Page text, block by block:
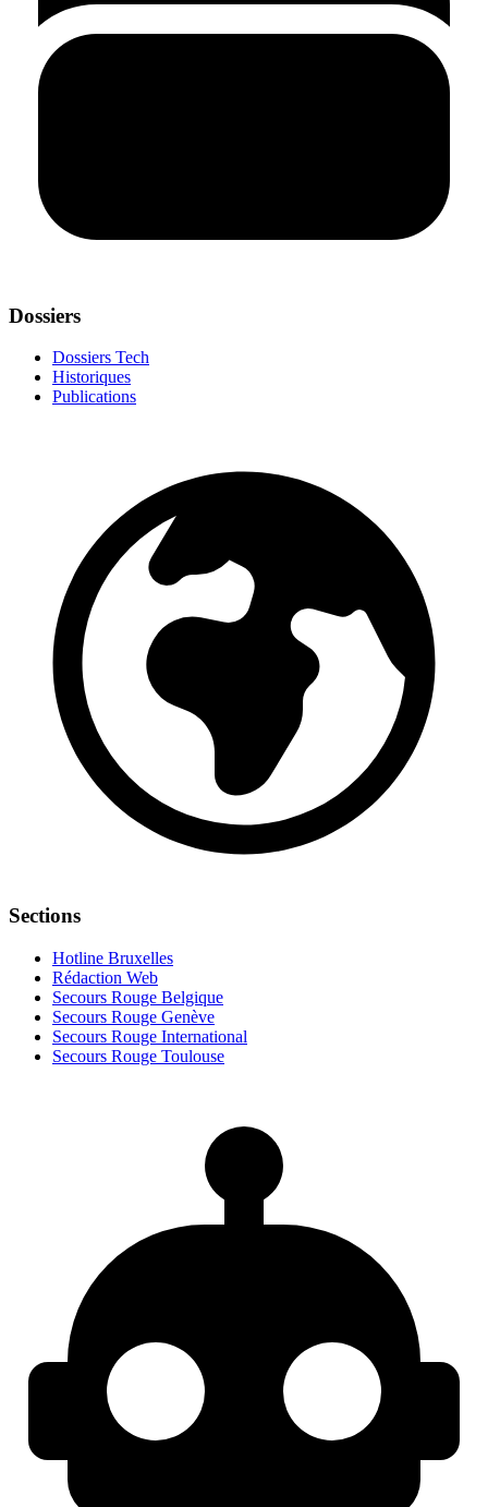
Dossiers
Dossiers Tech
Historiques
Publications
Sections
Hotline Bruxelles
Rédaction Web
Secours Rouge Belgique
Secours Rouge Genève
Secours Rouge International
Secours Rouge Toulouse